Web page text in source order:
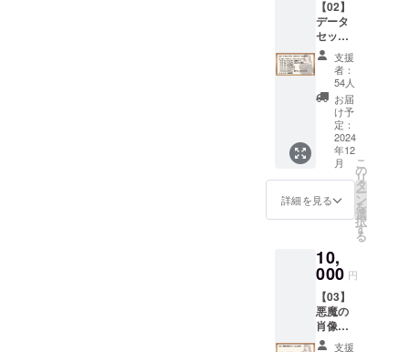
ジーさ
ん」
キービ
ジュア
ル（高
画質
デー
タ） ク
ラウド
ファン
ディン
グの説
明画
像・動
「アン
ジーさ
キービ
ジュア
ルイラ
ストの
【02】
データ
セット
プラ
ン・ス
タン
ダード
【デー
タセッ
ト・ス
タン
ダー
ド】 以
下の
データ
ターン
として
お送り
いたし
ます。
■「アン
ジーさ
支援
者：
54人
お届
け予
定：
2024
年12
月
詳細を見る
こ
の
リ
タ
ー
ン
を
選
択
す
る
10,
000 円
【03】
悪魔の
肖像プ
ラン支援